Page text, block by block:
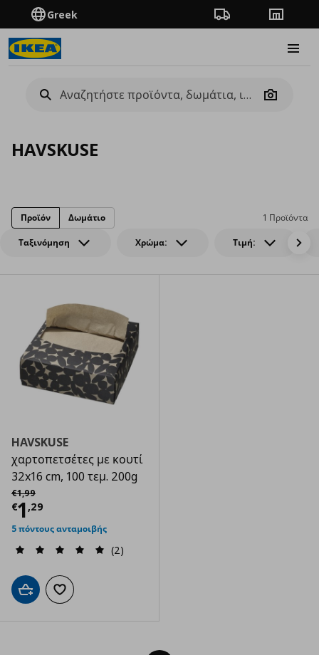
Greek Πορεία παραγγελίας
Camera
HAVSKUSE
Ταξινόμηση Χρώμα: Τιμή:
1 Προϊόντα
Προϊόν Δωμάτιο
HAVSKUSE
χαρτοπετσέτες με κουτί
32x16 cm, 100 τεμ. 200g
€1,99
Αρχική τιμή
€1 ,29
Τρέχουσα τιμή
5 πόντους ανταμοιβής
(2)
Προσθήκη στο καλάθι
Προσθήκη στα αγαπημένα